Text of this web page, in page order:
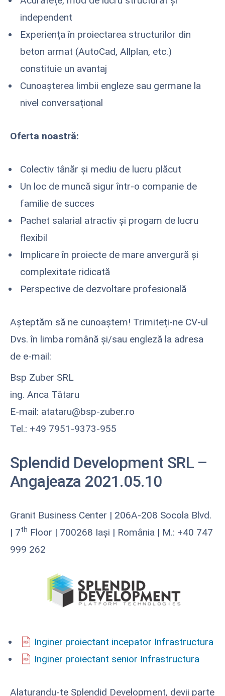
independent
Experiența în proiectarea structurilor din
beton armat (AutoCad, Allplan, etc.)
constituie un avantaj
Cunoașterea limbii engleze sau germane la
nivel conversațional
Oferta noastră:
Colectiv tânăr și mediu de lucru plăcut
Un loc de muncă sigur într-o companie de
familie de succes
Pachet salarial atractiv și progam de lucru
flexibil
Implicare în proiecte de mare anvergură și
complexitate ridicată
Perspective de dezvoltare profesională
Așteptăm să ne cunoaștem! Trimiteți-ne CV-ul
Dvs. în limba română și/sau engleză la adresa
de e-mail:
Bsp Zuber SRL
ing. Anca Tătaru
E-mail: atataru@bsp-zuber.ro
Tel.: +49 7951-9373-955
Splendid Development SRL –
Angajeaza 2021.05.10
Granit Business Center | 206A-208 Socola Blvd.
| 7th Floor | 700268 Iași | România | M.: +40 747
999 262
Inginer proiectant incepator Infrastructura
Inginer proiectant senior Infrastructura
Alaturandu-te Splendid Development, devii parte